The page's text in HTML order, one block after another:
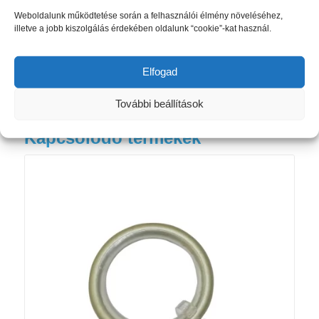
Weboldalunk működtetése során a felhasználói élmény növeléséhez,
illetve a jobb kiszolgálás érdekében oldalunk “cookie”-kat használ.
Elfogad
További beállítások
Kapcsolódó termékek